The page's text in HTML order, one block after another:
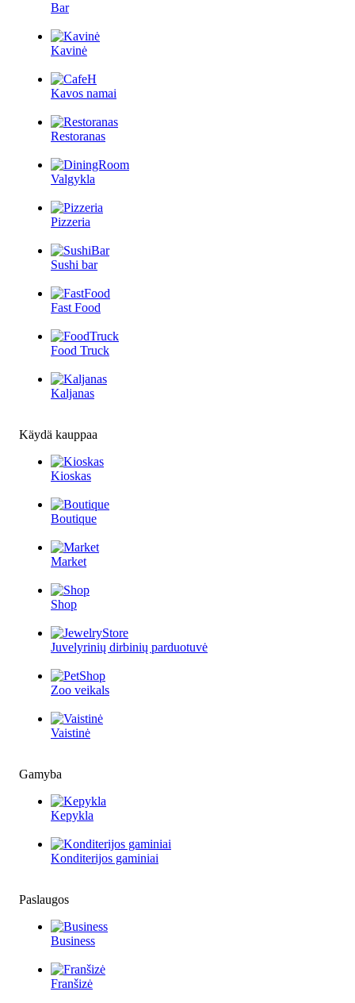
Bar
Kavinė
Kavos namai
Restoranas
Valgykla
Pizzeria
Sushi bar
Fast Food
Food Truck
Kaljanas
Käydä kauppaa
Kioskas
Boutique
Market
Shop
Juvelyrinių dirbinių parduotuvė
Zoo veikals
Vaistinė
Gamyba
Kepykla
Konditerijos gaminiai
Paslaugos
Business
Franšizė